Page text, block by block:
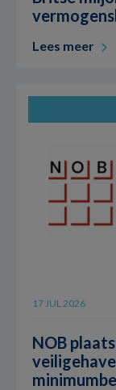
Lees meer
17 JUL 2026
NOB